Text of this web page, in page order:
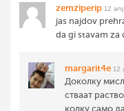
zemziperip 12
jas najdov
da gi stavam za
margarit4e 12
Доколку
стваат
колку само